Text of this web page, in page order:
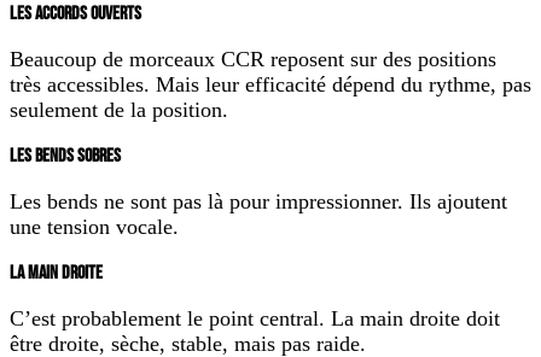
LES ACCORDS OUVERTS
Beaucoup de morceaux CCR reposent sur des positions
très accessibles. Mais leur efficacité dépend du rythme, pas
seulement de la position.
LES BENDS SOBRES
Les bends ne sont pas là pour impressionner. Ils ajoutent
une tension vocale.
LA MAIN DROITE
C’est probablement le point central. La main droite doit
être droite, sèche, stable, mais pas raide.